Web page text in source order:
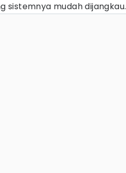
sistemnya mudah dijangkau.